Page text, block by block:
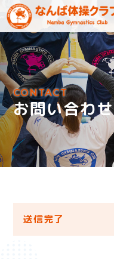
CONTACT
お問い合わせ
送信完了